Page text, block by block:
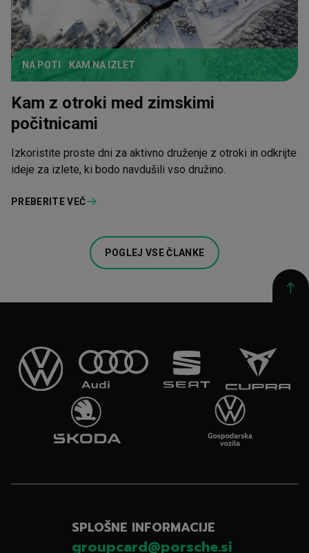
NA POTI KAM NA IZLET
Kam z otroki med zimskimi
počitnicami
Izkoristite proste dni za aktivno druženje z otroki in odkrijte
ideje za izlete, ki bodo navdušili vso družino.
PREBERITE VEČ
POGLEJ VSE ČLANKE
SPLOŠNE INFORMACIJE
groupcard@porsche.si